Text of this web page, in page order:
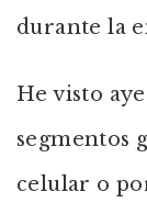
durante la
He visto
segmentos
celular o